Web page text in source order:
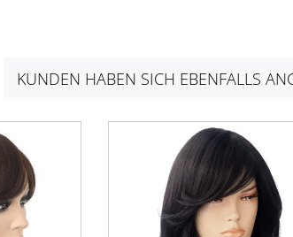
KUNDEN HABEN SICH EBENFALLS